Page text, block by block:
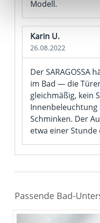
Verarbeitung nicht berührt.
Impressum|
Modell.
Karin U.
26.08.2022
Der SARAGOSSA
im Bad — die
gleichmäßig, kein
Schminken. Der
etwa einer Stunde
Passende Bad-